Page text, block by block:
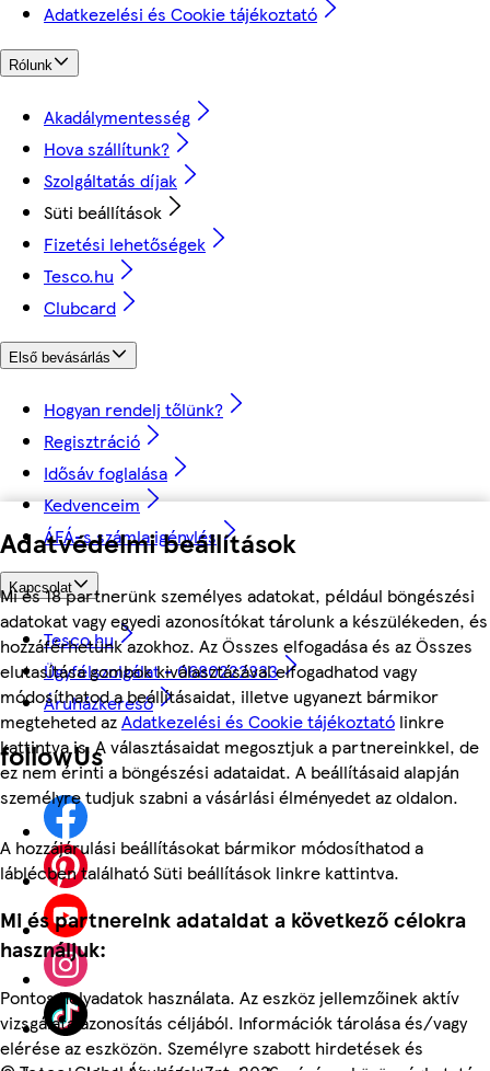
Adatvédelmi beállítások
Mi és 18 partnerünk személyes adatokat, például böngészési
adatokat vagy egyedi azonosítókat tárolunk a készülékeden, és
hozzáférhetünk azokhoz. Az Összes elfogadása és az Összes
elutasítása gombok kiválasztásával elfogadhatod vagy
módosíthatod a beállításaidat, illetve ugyanezt bármikor
megteheted azAdatkezelési és Cookie tájékoztató linkre
kattintva is. A választásaidat megosztjuk a partnereinkkel, de
ez nem érinti a böngészési adataidat. A beállításaid alapján
személyre tudjuk szabni a vásárlási élményedet az oldalon.
A hozzájárulási beállításokat bármikor módosíthatod a
láblécben található Süti beállítások linkre kattintva.
Mi és partnereink adataidat a következő célokra
használjuk:
Pontos helyadatok használata. Az eszköz jellemzőinek aktív
vizsgálata azonosítás céljából. Információk tárolása és/vagy
elérése az eszközön. Személyre szabott hirdetések és
Adatkezelési és Cookie tájékoztató
Rólunk
Akadálymentesség
Hova szállítunk?
Szolgáltatás díjak
Süti beállítások
Fizetési lehetőségek
Tesco.hu
Clubcard
Első bevásárlás
Hogyan rendelj tőlünk?
Regisztráció
Idősáv foglalása
Kedvenceim
ÁFÁ-s számla igénylés
Kapcsolat
Tesco.hu
Ügyfélszolgálat - 0680222333
Áruházkereső
followUs